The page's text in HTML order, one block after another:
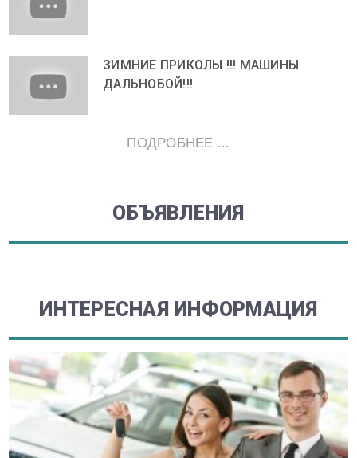
ЗИМНИЕ ПРИКОЛЫ !!! МАШИНЫ
ДАЛЬНОБОЙ!!!
ПОДРОБНЕЕ ...
ОБЪЯВЛЕНИЯ
ИНТЕРЕСНАЯ ИНФОРМАЦИЯ